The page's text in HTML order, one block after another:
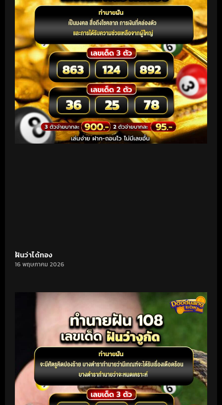
ฝันว่าได้ทอง
16 พฤษภาคม 2026